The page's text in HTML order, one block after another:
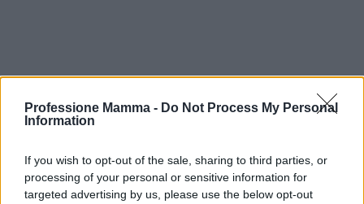
Professione Mamma - Do Not Process My Personal
Information
If you wish to opt-out of the sale, sharing to third parties, or
processing of your personal or sensitive information for
targeted advertising by us, please use the below opt-out